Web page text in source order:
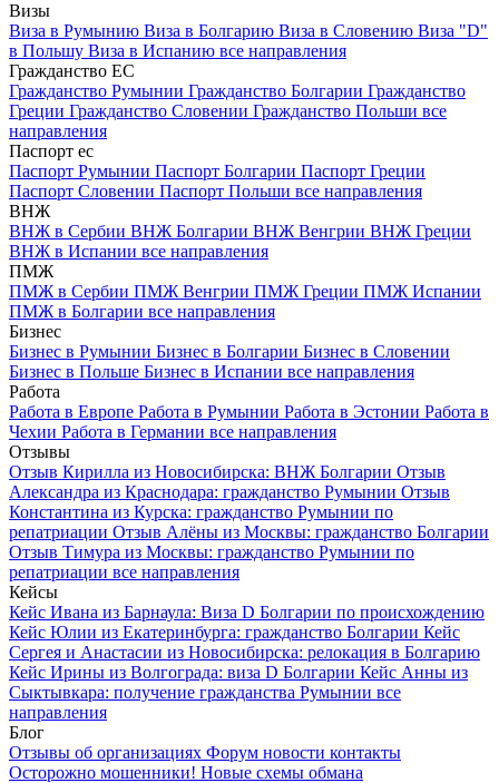
Визы
Виза в Румынию Виза в Болгарию Виза в Словению Виза "D"
в Польшу Виза в Испанию все направления
Гражданство ЕС
Гражданство Румынии Гражданство Болгарии Гражданство
Греции Гражданство Словении Гражданство Польши все
направления
Паспорт ес
Паспорт Румынии Паспорт Болгарии Паспорт Греции
Паспорт Словении Паспорт Польши все направления
ВНЖ
ВНЖ в Сербии ВНЖ Болгарии ВНЖ Венгрии ВНЖ Греции
ВНЖ в Испании все направления
ПМЖ
ПМЖ в Сербии ПМЖ Венгрии ПМЖ Греции ПМЖ Испании
ПМЖ в Болгарии все направления
Бизнес
Бизнес в Румынии Бизнес в Болгарии Бизнес в Словении
Бизнес в Польше Бизнес в Испании все направления
Работа
Работа в Европе Работа в Румынии Работа в Эстонии Работа в
Чехии Работа в Германии все направления
Отзывы
Отзыв Кирилла из Новосибирска: ВНЖ Болгарии Отзыв
Александра из Краснодара: гражданство Румынии Отзыв
Константина из Курска: гражданство Румынии по
репатриации Отзыв Алёны из Москвы: гражданство Болгарии
Отзыв Тимура из Москвы: гражданство Румынии по
репатриации все направления
Кейсы
Кейс Ивана из Барнаула: Виза D Болгарии по происхождению
Кейс Юлии из Екатеринбурга: гражданство Болгарии Кейс
Сергея и Анастасии из Новосибирска: релокация в Болгарию
Кейс Ирины из Волгограда: виза D Болгарии Кейс Анны из
Сыктывкара: получение гражданства Румынии все
направления
Блог
Отзывы об организациях Форум новости контакты
Осторожно мошенники! Новые схемы обмана